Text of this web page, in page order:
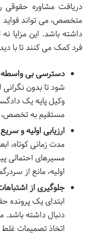
دریافت مشاوره حقوقی
متخصص، می تواند فواید
داشته باشد. این مزایا
فرد کمک می کنند تا با
دسترسی بی
شود تا بدون
وکیل پایه یک
مستقیم به تخصص،
ارزیابی اولیه و
مدت زمانی کوتاه،
مسیرهای احتمالی
اولیه، مانع از
جلوگیری از
ابتدای یک پرونده
دنبال داشته باشد.
اتخاذ تصمیمات غلط